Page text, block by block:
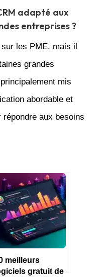
adapté aux
entreprises ?
les PME, mais il
grandes
mis
abordable et
aux besoins
meilleurs
gratuit de